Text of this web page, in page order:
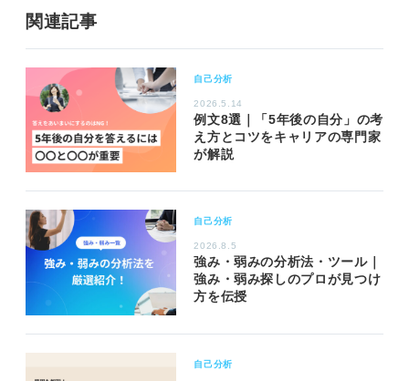
関連記事
自己分析
2026.5.14
例文8選｜「5年後の自分」の考
え方とコツをキャリアの専門家
が解説
自己分析
2026.8.5
強み・弱みの分析法・ツール｜
強み・弱み探しのプロが見つけ
方を伝授
自己分析